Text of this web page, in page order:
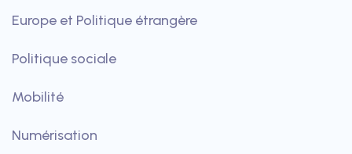
Europe et Politique étrangère
Politique sociale
Mobilité
Numérisation